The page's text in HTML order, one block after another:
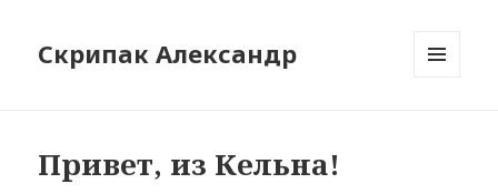
Скрипак Александр
Привет, из Кельна!